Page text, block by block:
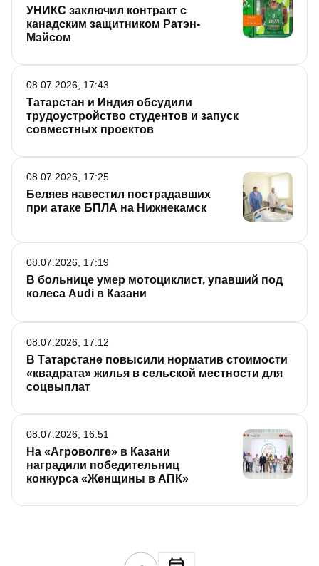
УНИКС заключил контракт с
канадским защитником Ратэн-
Мэйсом
Татарстан и Индия обсудили
трудоустройство студентов и запуск
совместных проектов
08.07.2026, 17:43
Беляев навестил пострадавших
при атаке БПЛА на Нижнекамск
08.07.2026, 17:25
В больнице умер мотоциклист, упавший под
колеса Audi в Казани
08.07.2026, 17:19
В Татарстане повысили норматив стоимости
«квадрата» жилья в сельской местности для
соцвыплат
08.07.2026, 17:12
На «Агроволге» в Казани
наградили победительниц
конкурса «Женщины в АПК»
08.07.2026, 16:51